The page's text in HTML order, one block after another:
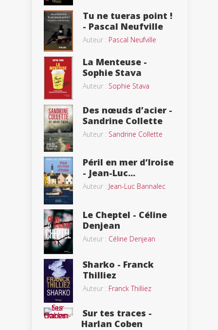
Tu ne tueras point !
- Pascal Neufville
Auteur : Pascal Neufville
La Menteuse -
Sophie Stava
Auteur : Sophie Stava
Des nœuds d’acier -
Sandrine Collette
Auteur : Sandrine Collette
Péril en mer d’Iroise
- Jean-Luc...
Auteur : Jean-Luc Bannalec
Le Cheptel - Céline
Denjean
Auteur : Céline Denjean
Sharko - Franck
Thilliez
Auteur : Franck Thilliez
Sur tes traces -
Harlan Coben